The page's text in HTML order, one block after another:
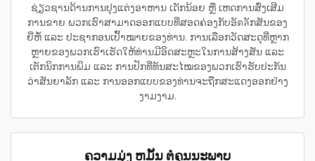
ຊ່ຽວຊານດ້ານການປຸງແຕ່ງອາຫານ ເດັກນ້ອຍ ຫຼື ເຫດການສົ່ງເສີມ
ການຂາຍ ພວກເຮົາສາມາດອອກແບບທີ່ສອດຄ່ອງກັບອັตลັກສັນຂອງ
ຍີ່ຫໍ້ ແລະ ປະຊາກອນເປົ້າໝາຍຂອງທ່ານ. ການເລືອກວັດສະດຸທີ່ຫຼາກ
ຫຼາຍຂອງພວກເຮົາເຮັດໃຫ້ທ່ານມີອິດສະຫຼະໃນການສ້າງສັນ ແລະ
ເຕັກນິກການພິມ ແລະ ການປັກທີ່ທັນສະໄໝຂອງພວກເຮົາຮັບປະກັນ
ວ່າສັນຍາລັກ ແລະ ການອອກແບບຂອງທ່ານຈະຖືກສະແດງອອກຢ່າງ
ງາມງາມ.
ຄວາມມຸ່ງ ຫມັ້ນ ຕໍ່ຄຸນນະພາບ